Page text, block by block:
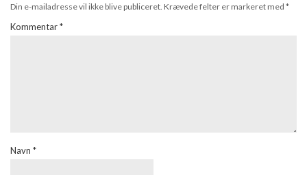
Din e-mailadresse vil ikke blive publiceret. Krævede felter er markeret med *
Kommentar*
Navn *